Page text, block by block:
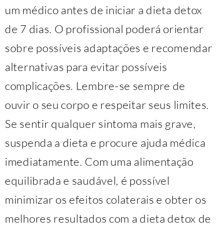
um médico antes de iniciar a dieta detox
de 7 dias. O profissional poderá orientar
sobre possíveis adaptações e recomendar
alternativas para evitar possíveis
complicações. Lembre-se sempre de
ouvir o seu corpo e respeitar seus limites.
Se sentir qualquer sintoma mais grave,
suspenda a dieta e procure ajuda médica
imediatamente. Com uma alimentação
equilibrada e saudável, é possível
minimizar os efeitos colaterais e obter os
melhores resultados com a dieta detox de